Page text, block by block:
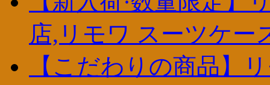
店,リモワ スーツケー
【こだわりの商品】